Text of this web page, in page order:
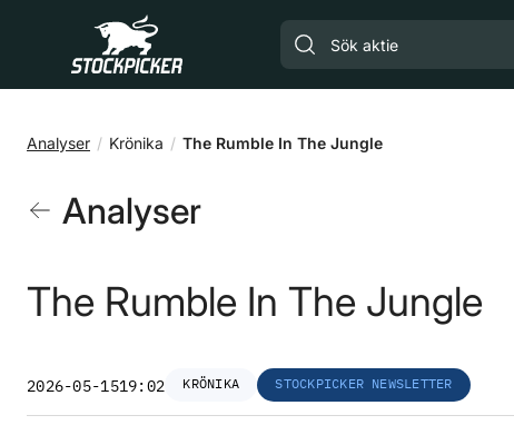
Gå till huvudinnehåll
Analyser Krönika The Rumble In The Jungle
Analyser
The Rumble In The Jungle
2026-05-1519:02 KRÖNIKA STOCKPICKER NEWSLETTER